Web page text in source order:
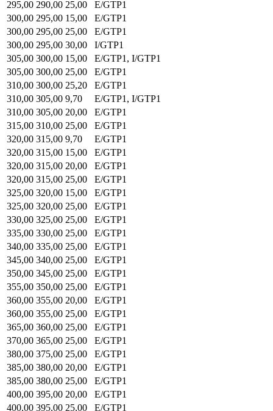
295,00 290,00 25,00
E/GTP1
300,00 295,00 15,00
E/GTP1
300,00 295,00 25,00
E/GTP1
300,00 295,00 30,00
I/GTP1
305,00 300,00 15,00
E/GTP1, I/GTP1
305,00 300,00 25,00
E/GTP1
310,00 300,00 25,20
E/GTP1
310,00 305,00 9,70
E/GTP1, I/GTP1
310,00 305,00 20,00
E/GTP1
315,00 310,00 25,00
E/GTP1
320,00 315,00 9,70
E/GTP1
320,00 315,00 15,00
E/GTP1
320,00 315,00 20,00
E/GTP1
320,00 315,00 25,00
E/GTP1
325,00 320,00 15,00
E/GTP1
325,00 320,00 25,00
E/GTP1
330,00 325,00 25,00
E/GTP1
335,00 330,00 25,00
E/GTP1
340,00 335,00 25,00
E/GTP1
345,00 340,00 25,00
E/GTP1
350,00 345,00 25,00
E/GTP1
355,00 350,00 25,00
E/GTP1
360,00 355,00 20,00
E/GTP1
360,00 355,00 25,00
E/GTP1
365,00 360,00 25,00
E/GTP1
370,00 365,00 25,00
E/GTP1
380,00 375,00 25,00
E/GTP1
385,00 380,00 20,00
E/GTP1
385,00 380,00 25,00
E/GTP1
400,00 395,00 20,00
E/GTP1
400,00 395,00 25,00
E/GTP1